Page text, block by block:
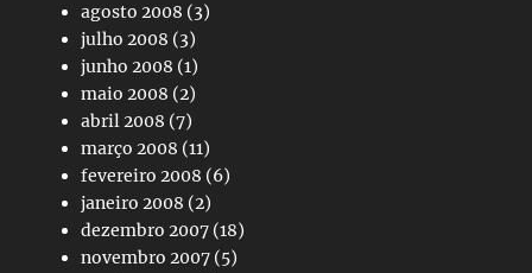
agosto 2008 (3)
julho 2008 (3)
junho 2008 (1)
maio 2008 (2)
abril 2008 (7)
março 2008 (11)
fevereiro 2008 (6)
janeiro 2008 (2)
dezembro 2007 (18)
novembro 2007 (5)